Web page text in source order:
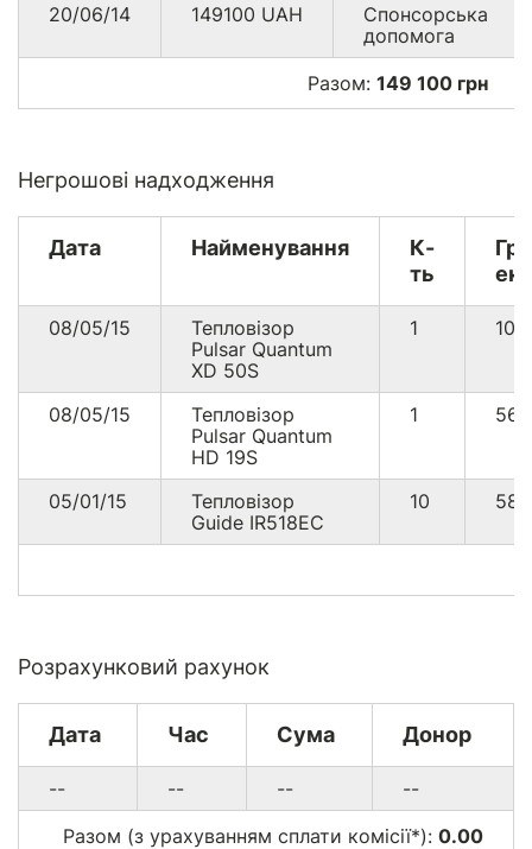
20/06/14 149100 UAH
Спонсорська
допомога
Разом: 149 100 грн
Негрошові надходження
Дата Найменування
К-
ть
08/05/15
Тепловізор
Pulsar Quantum
XD 50S
1
08/05/15
Тепловізор
Pulsar Quantum
HD 19S
1
05/01/15
Тепловізор
Guide IR518EC
10
Розрахунковий рахунок
Дата Час Сума Донор
-- -- --
--
Разом (з урахуванням сплати комісії*): 0.00